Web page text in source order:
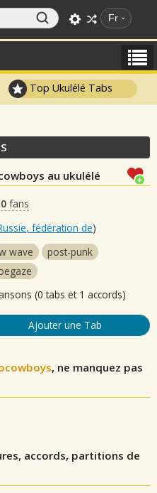
Fr
Top Ukulélé Tabs
au ukulélé
0 fans
fédération de)
wave
post-punk
(0 tabs et 1 accords)
Ajouter une Tab
, ne manquez pas
accords, partitions de